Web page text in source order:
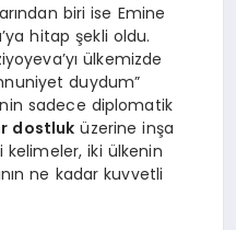
biri ise Emine
hitap şekli oldu.
ülkemizde
duydum”
sadece diplomatik
dostluk üzerine inşa
iki ülkenin
ne kadar kuvvetli